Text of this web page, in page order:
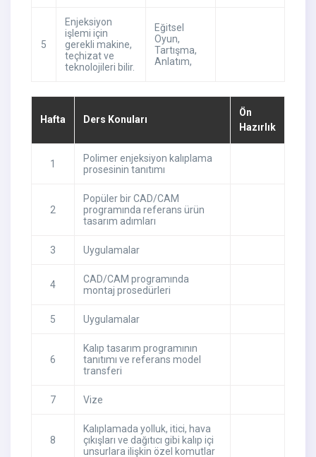
5
Enjeksiyon
işlemi için
gerekli makine,
teçhizat ve
teknolojileri bilir.
Eğitsel
Oyun,
Tartışma,
Anlatım,
Hafta Ders Konuları
Ön
Hazırlık
1
Polimer enjeksiyon kalıplama
prosesinin tanıtımı
2
Popüler bir CAD/CAM
programında referans ürün
tasarım adımları
3 Uygulamalar
4
CAD/CAM programında
montaj prosedürleri
5 Uygulamalar
6
Kalıp tasarım programının
tanıtımı ve referans model
transferi
7 Vize
8
Kalıplamada yolluk, itici, hava
çıkışları ve dağıtıcı gibi kalıp içi
unsurlara ilişkin özel komutlar